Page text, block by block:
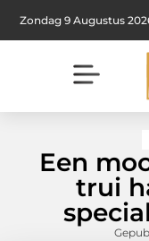
Zondag 9 Augustus
Een
trui